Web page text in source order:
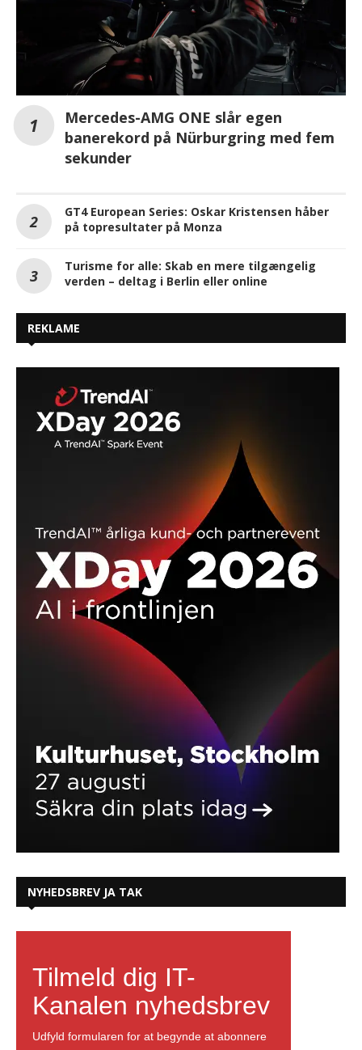
Mercedes-AMG ONE slår egen
banerekord på Nürburgring med fem
sekunder
GT4 European Series: Oskar Kristensen håber
på topresultater på Monza
Turisme for alle: Skab en mere tilgængelig
verden – deltag i Berlin eller online
REKLAME
NYHEDSBREV JA TAK